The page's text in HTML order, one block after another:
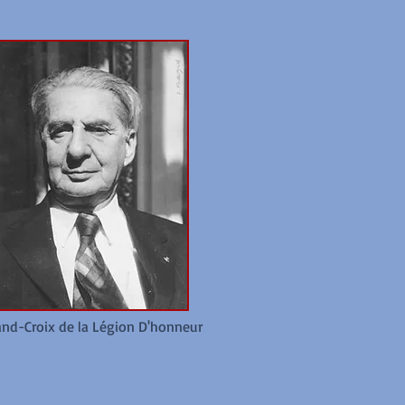
Croix de la Légion D'honneur